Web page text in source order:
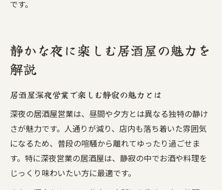
です。
静かな夜に楽しむ居酒屋の魅力を
解説
居酒屋深夜営業で楽しむ静寂の魅力とは
深夜の居酒屋営業は、昼間や夕方とは異なる独特の静け
さが魅力です。人通りが減り、店内も落ち着いた雰囲気
になるため、普段の喧騒から離れてゆったり過ごせま
す。特に深夜営業の居酒屋は、静寂の中でお酒や料理を
じっくり味わいたい方に最適です。